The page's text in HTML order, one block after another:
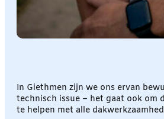
In Giethmen zijn we ons ervan
technisch issue – het gaat ook om
te helpen met alle